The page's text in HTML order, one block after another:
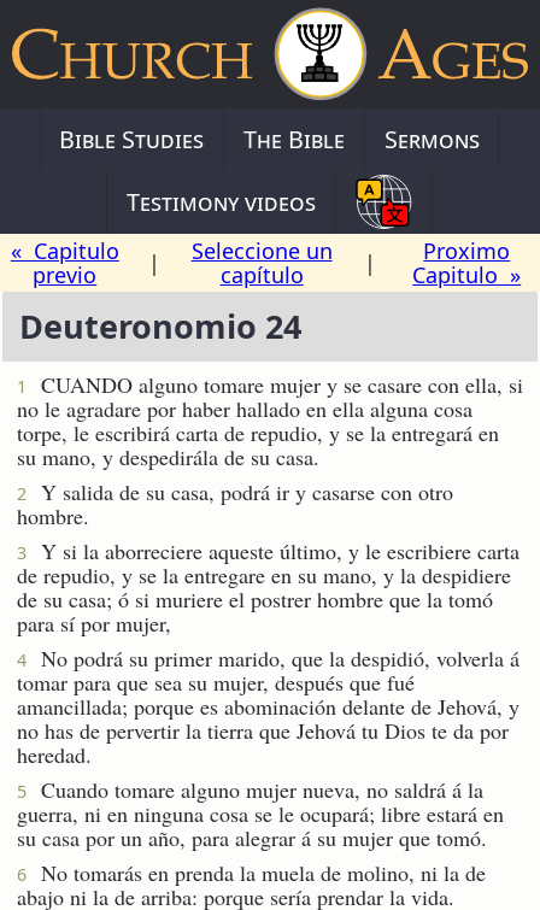
Bible Studies The Bible
Sermons
Testimony videos
« Capitulo
previo
|
Seleccione un
capítulo
|
Proximo
Capitulo »
Deuteronomio 24
1
CUANDO alguno tomare mujer y se casare con ella, si
no le agradare por haber hallado en ella alguna cosa
torpe, le escribirá carta de repudio, y se la entregará en
su mano, y despedirála de su casa.
2
Y salida de su casa, podrá ir y casarse con otro
hombre.
3
Y si la aborreciere aqueste último, y le escribiere carta
de repudio, y se la entregare en su mano, y la despidiere
de su casa; ó si muriere el postrer hombre que la tomó
para sí por mujer,
4
No podrá su primer marido, que la despidió, volverla á
tomar para que sea su mujer, después que fué
amancillada; porque es abominación delante de Jehová, y
no has de pervertir la tierra que Jehová tu Dios te da por
heredad.
5
Cuando tomare alguno mujer nueva, no saldrá á la
guerra, ni en ninguna cosa se le ocupará; libre estará en
su casa por un año, para alegrar á su mujer que tomó.
6
No tomarás en prenda la muela de molino, ni la de
abajo ni la de arriba: porque sería prendar la vida.